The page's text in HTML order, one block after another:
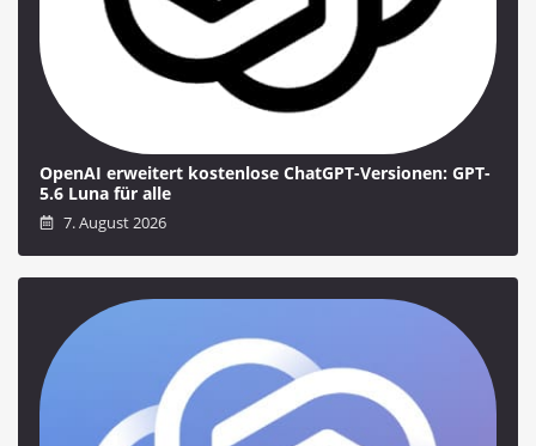
OpenAI erweitert kostenlose ChatGPT-Versionen: GPT-
5.6 Luna für alle
7. August 2026